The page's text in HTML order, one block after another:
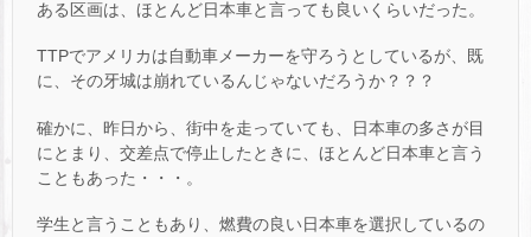
ある区画は、ほとんど日本車と言っても良いくらいだった。
TTPでアメリカは自動車メーカーを守ろうとしているが、既
に、その牙城は崩れているんじゃないだろうか？？？
確かに、昨日から、街中を走っていても、日本車の多さが目
にとまり、交差点で停止したときに、ほとんど日本車と言う
こともあった・・・。
学生と言うこともあり、燃費の良い日本車を選択しているの